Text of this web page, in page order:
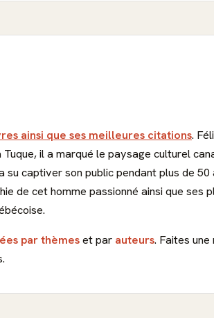
ainsi que ses meilleures citations.
il a marqué le paysage culturel
su captiver son public pendant plus de
de cet homme passionné ainsi que
par thèmeset par auteurs. Faites